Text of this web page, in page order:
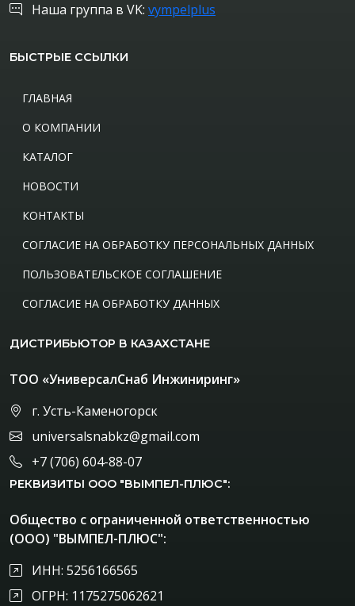
Наша группа в VK: vympelplus
БЫСТРЫЕ ССЫЛКИ
ГЛАВНАЯ
О КОМПАНИИ
КАТАЛОГ
НОВОСТИ
КОНТАКТЫ
СОГЛАСИЕ НА ОБРАБОТКУ ПЕРСОНАЛЬНЫХ ДАННЫХ
ПОЛЬЗОВАТЕЛЬСКОЕ СОГЛАШЕНИЕ
СОГЛАСИЕ НА ОБРАБОТКУ ДАННЫХ
ДИСТРИБЬЮТОР В КАЗАХСТАНЕ
ТОО «УниверсалСнаб Инжиниринг»
г. Усть-Каменогорск
universalsnabkz@gmail.com
+7 (706) 604-88-07
РЕКВИЗИТЫ ООО "ВЫМПЕЛ-ПЛЮС":
Общество с ограниченной ответственностью
(ООО) "ВЫМПЕЛ-ПЛЮС":
ИНН: 5256166565
ОГРН: 1175275062621